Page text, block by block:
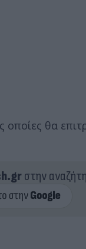
οποίες θα
στην